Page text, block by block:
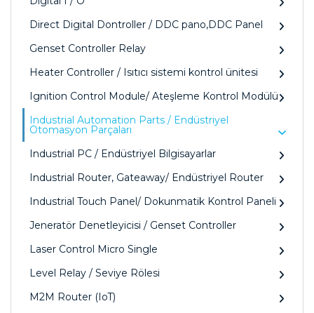
Direct Digital Dontroller / DDC pano,DDC Panel
Genset Controller Relay
Heater Controller / Isıtıcı sistemi kontrol ünitesi
Ignition Control Module/ Ateşleme Kontrol Modülü
Industrial Automation Parts / Endüstriyel
Otomasyon Parçaları
Industrial PC / Endüstriyel Bilgisayarlar
Industrial Router, Gateaway/ Endüstriyel Router
Industrial Touch Panel/ Dokunmatik Kontrol Paneli
Jeneratör Denetleyicisi / Genset Controller
Laser Control Micro Single
Level Relay / Seviye Rölesi
M2M Router (IoT)